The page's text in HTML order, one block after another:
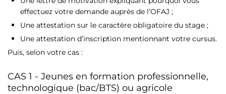
effectuez votre demande auprès de l’OFAJ ;
Une attestation sur le caractère obligatoire du stage ;
Une attestation d’inscription mentionnant votre cursus.
Puis, selon votre cas :
CAS 1 - Jeunes en formation professionnelle,
technologique (bac/BTS) ou agricole